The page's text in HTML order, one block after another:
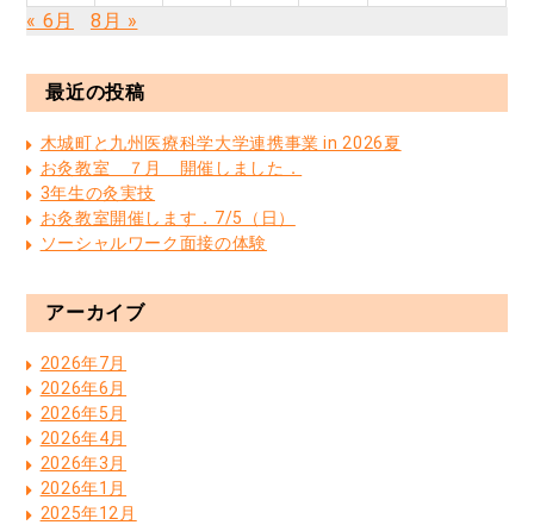
« 6月 8月 »
最近の投稿
木城町と九州医療科学大学連携事業 in 2026夏
お灸教室 ７月 開催しました．
3年生の灸実技
お灸教室開催します．7/5（日）
ソーシャルワーク面接の体験
アーカイブ
2026年7月
2026年6月
2026年5月
2026年4月
2026年3月
2026年1月
2025年12月